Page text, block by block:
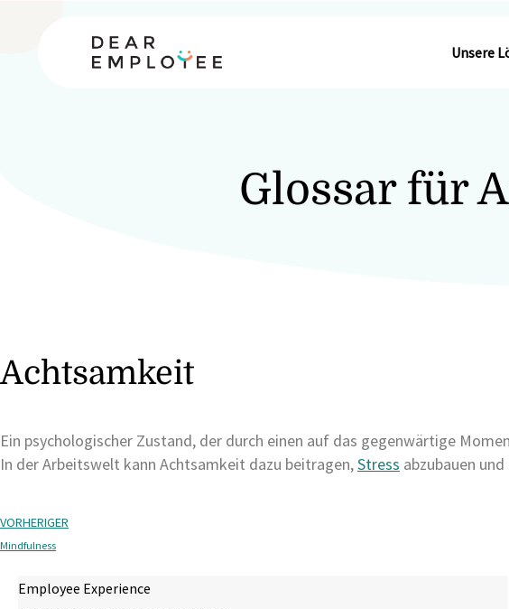
Unsere
Glossar für
Achtsamkeit
Ein psychologischer Zustand, der durch einen auf das gegenwärtige
In der Arbeitswelt kann Achtsamkeit dazu beitragen,Stress abzubauen
VORHERIGER
Mindfulness
Employee Experience